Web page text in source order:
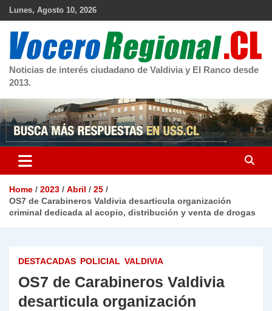
Skip
Lunes, Agosto 10, 2026
Noticias de interés ciudadano de Valdivia y El Ranco desde
2013.
Home 2023 Abril
25
OS7 de Carabineros Valdivia desarticula organización
criminal dedicada al acopio, distribución y venta de drogas
DESTACADAS POLICIAL VALDIVIA
OS7 de Carabineros Valdivia
desarticula organización